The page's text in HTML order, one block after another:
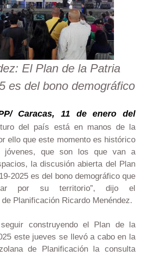
El Plan de la Patria
es del bono demográfico
Caracas, 11 de enero del
del país está en manos de la
ello que este momento es histórico
jóvenes, que son los que van a
la discusión abierta del Plan
2025 es del bono demográfico que
por su territorio”, dijo el
Planificación Ricardo Menéndez.
construyendo el Plan de la
este jueves se llevó a cabo en la
de Planificación la consulta